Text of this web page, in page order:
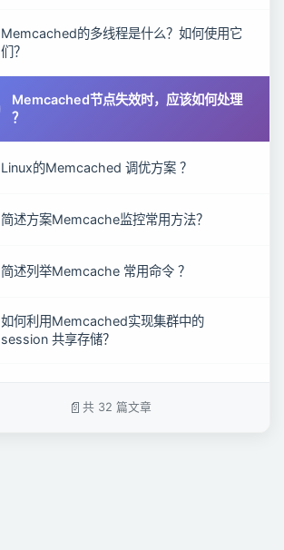
Memcached的多线程是什么？如何使用它
们？
Memcached节点失效时，应该如何处理
？
Linux的Memcached 调优方案 ？
简述方案Memcache监控常用方法？
简述列举Memcache 常用命令 ？
如何利用Memcached实现集群中的
session 共享存储？
共 32 篇文章